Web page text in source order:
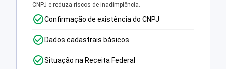
CNPJ e reduza riscos de inadimplência.
Confirmação de existência do CNPJ
Dados cadastrais básicos
Situação na Receita Federal